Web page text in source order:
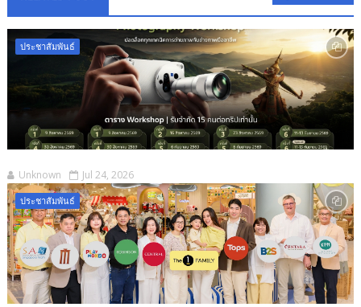
ประชาสัมพันธ์
Unknown Jul 24, 2026
ประชาสัมพันธ์